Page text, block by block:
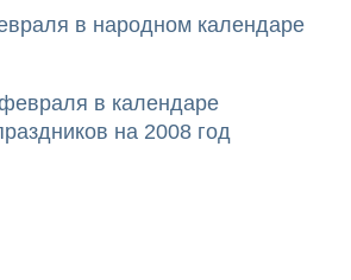
в народном календаре
в календаре
на 2008 год